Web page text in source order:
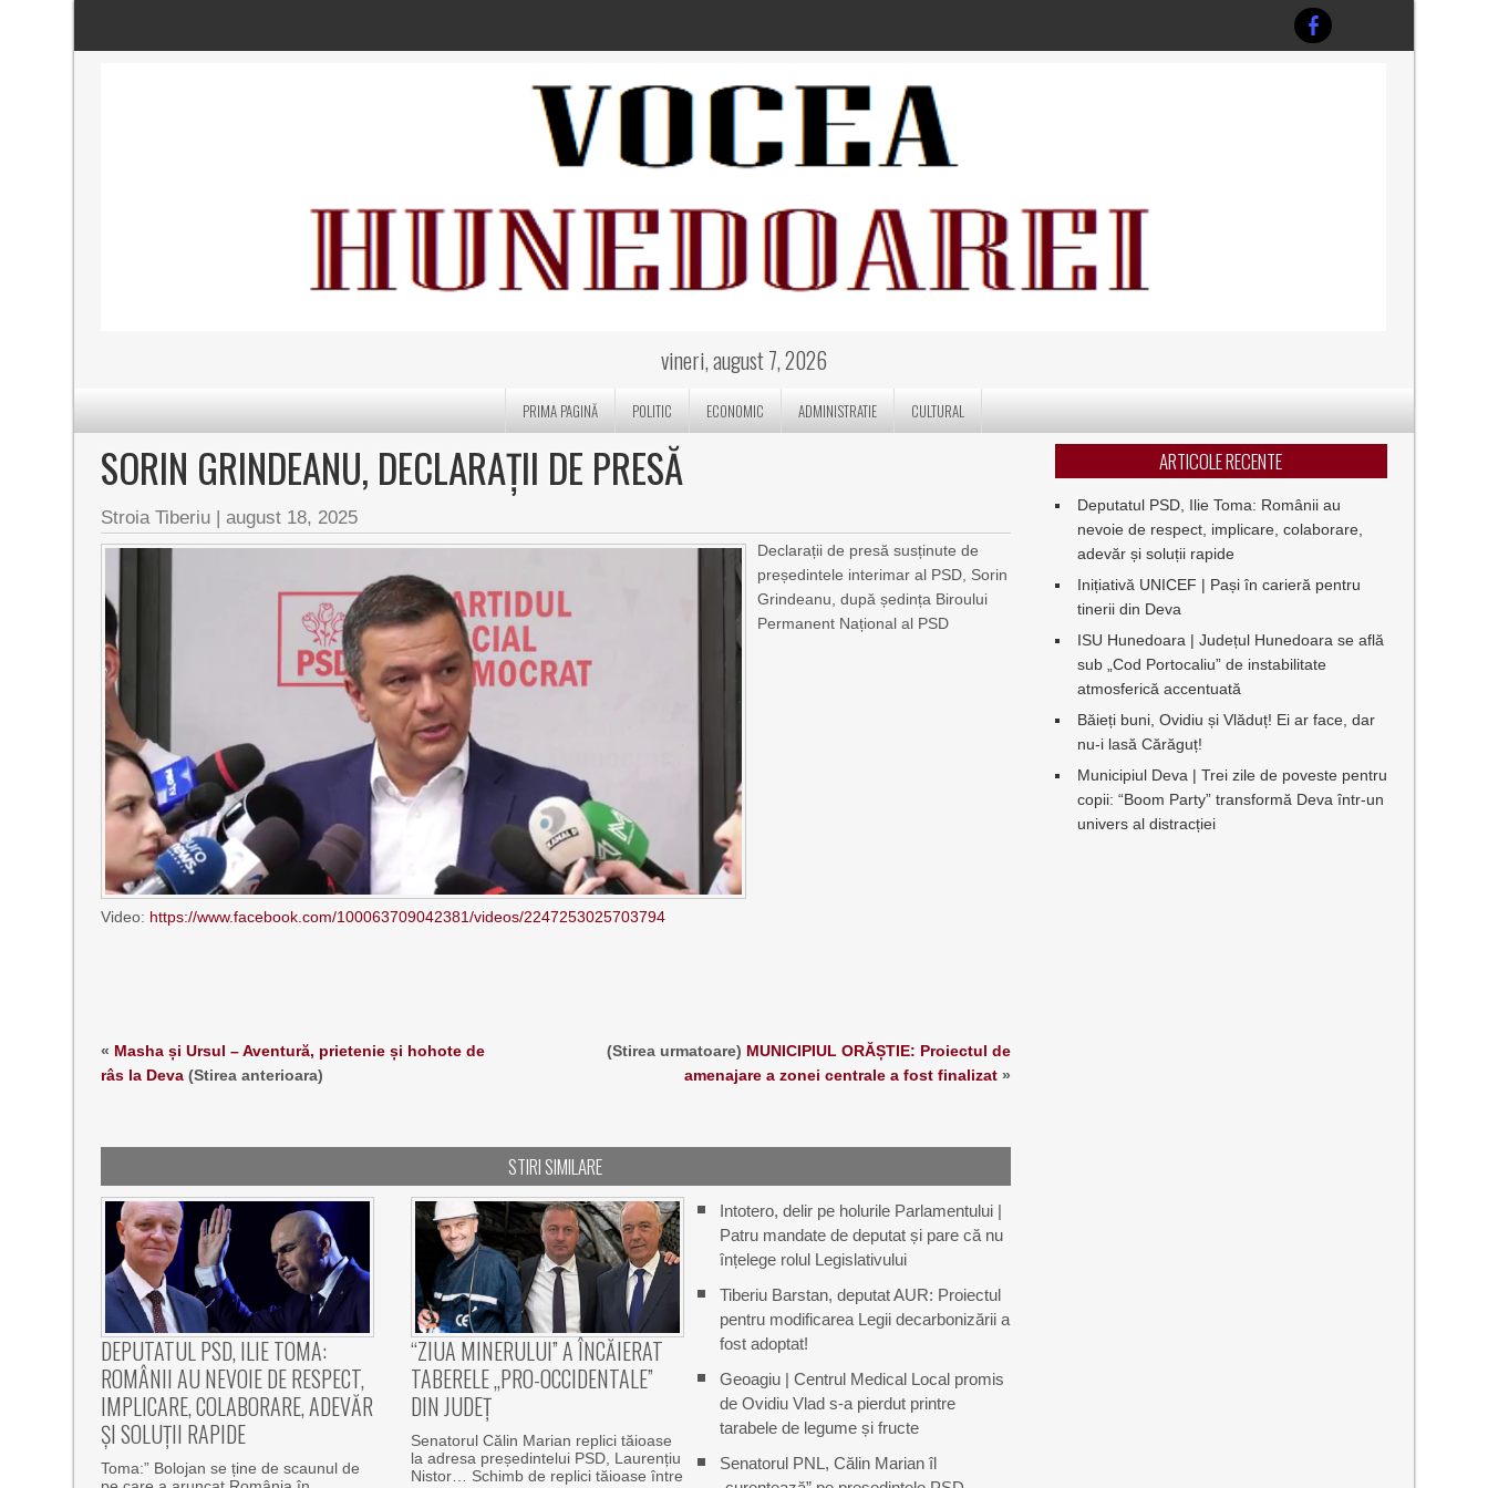
vineri, august 7, 2026
PRIMA PAGINĂ POLITIC ECONOMIC ADMINISTRATIE CULTURAL
SORIN GRINDEANU, DECLARAȚII DE PRESĂ
Stroia Tiberiu |august 18, 2025
Declarații de presă susținute de
președintele interimar al PSD, Sorin
Grindeanu, după ședința Biroului
Permanent Național al PSD
Video: https://www.facebook.com/100063709042381/videos/2247253025703794
« Masha și Ursul – Aventură, prietenie și hohote de
râs la Deva (Stirea anterioara)
(Stirea urmatoare) MUNICIPIUL ORĂȘTIE: Proiectul de
amenajare a zonei centrale a fost finalizat»
STIRI SIMILARE
DEPUTATUL PSD, ILIE TOMA:
ROMÂNII AU NEVOIE DE RESPECT,
IMPLICARE, COLABORARE, ADEVĂR
ȘI SOLUȚII RAPIDE
Toma:” Bolojan se ține de scaunul de
“ZIUA MINERULUI” A ÎNCĂIERAT
TABERELE „PRO-OCCIDENTALE”
DIN JUDEȚ
Senatorul Călin Marian replici tăioase
la adresa președintelui PSD, Laurențiu
Nistor… Schimb de replici tăioase între
Intotero, delir pe holurile Parlamentului |
Patru mandate de deputat și pare că nu
înțelege rolul Legislativului
Tiberiu Barstan, deputat AUR: Proiectul
pentru modificarea Legii decarbonizării a
fost adoptat!
Geoagiu | Centrul Medical Local promis
de Ovidiu Vlad s-a pierdut printre
tarabele de legume și fructe
Senatorul PNL, Călin Marian îl
ARTICOLE RECENTE
Deputatul PSD, Ilie Toma: Românii au
nevoie de respect, implicare, colaborare,
adevăr și soluții rapide
Inițiativă UNICEF | Pași în carieră pentru
tinerii din Deva
ISU Hunedoara | Județul Hunedoara se află
sub „Cod Portocaliu” de instabilitate
atmosferică accentuată
Băieți buni, Ovidiu și Vlăduț! Ei ar face, dar
nu-i lasă Cărăguț!
Municipiul Deva | Trei zile de poveste pentru
copii: “Boom Party” transformă Deva într-un
univers al distracției